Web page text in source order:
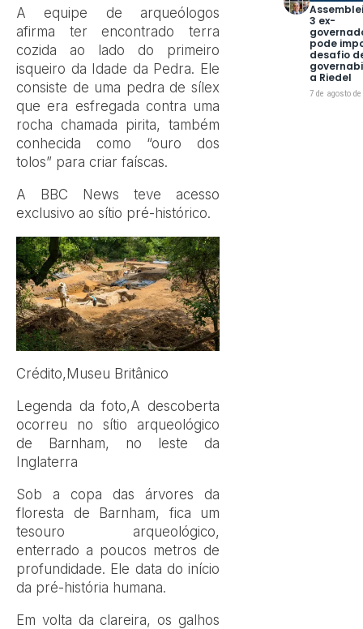
A equipe de arqueólogos
afirma ter encontrado terra
cozida ao lado do primeiro
isqueiro da Idade da Pedra. Ele
consiste de uma pedra de sílex
que era esfregada contra uma
rocha chamada pirita, também
conhecida como “ouro dos
tolos” para criar faíscas.
A BBC News teve acesso
exclusivo ao sítio pré-histórico.
Crédito,Museu Britânico
Legenda da foto,A descoberta
ocorreu no sítio arqueológico
de Barnham, no leste da
Inglaterra
Sob a copa das árvores da
floresta de Barnham, fica um
tesouro arqueológico,
enterrado a poucos metros de
profundidade. Ele data do início
da pré-história humana.
Em volta da clareira, os galhos
3 ex-
pode
desafio
a Riedel
7 de agosto de